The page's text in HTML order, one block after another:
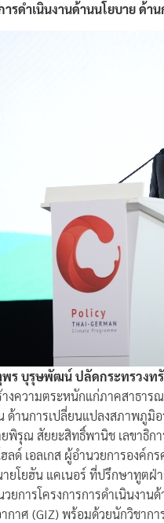
รดำเนินงานด้านนโยบาย ด้
พร บุรุษพัฒน์ ปลัดกระทรวงท
งความตระหนักแก่ภาคสาธาร
ด้านการเปลี่ยนแปลงสภาพภูมิ
รุณ สัยยะสิทธิ์พานิช เลขาธิกา
ลด์ เอลเกส ผู้อำนวยการองค์
ายโยฮัน แคเนอร์ ที่ปรึกษาทูต
ยการโครงการการดำเนินงา
าศ (GIZ) พร้อมด้วยนักวิชาก